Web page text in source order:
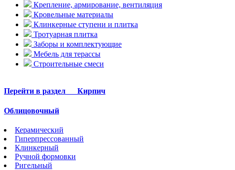
Крепление, армирование, вентиляция
Кровельные материалы
Клинкерные ступени и плитка
Тротуарная плитка
Заборы и комплектующие
Мебель для терассы
Строительные смеси
Перейти в раздел Кирпич
Облицовочный
Керамический
Гиперпрессованный
Клинкерный
Ручной формовки
Ригельный